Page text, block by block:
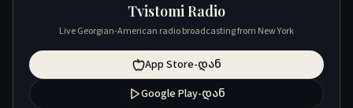
Tvistomi Radio
Live Georgian-American radio broadcasting from New York
App Store-დან
Google Play-დან